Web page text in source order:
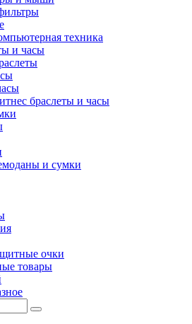
техника
и часы
браслеты и часы
и сумки
очки
товары